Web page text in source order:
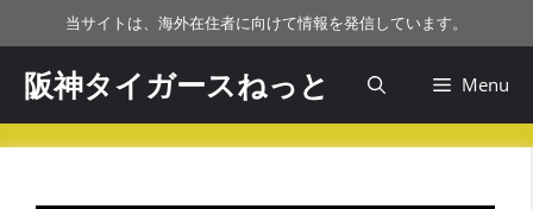
ン
ツ
当サイトは、海外在住者に向けて情報を発信しています。
阪神タイガースねっと Menu